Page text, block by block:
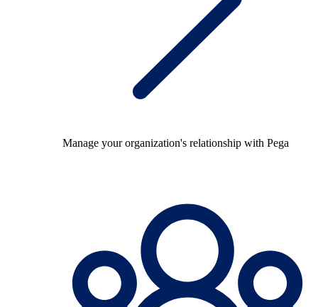
Manage your organization's relationship with Pega